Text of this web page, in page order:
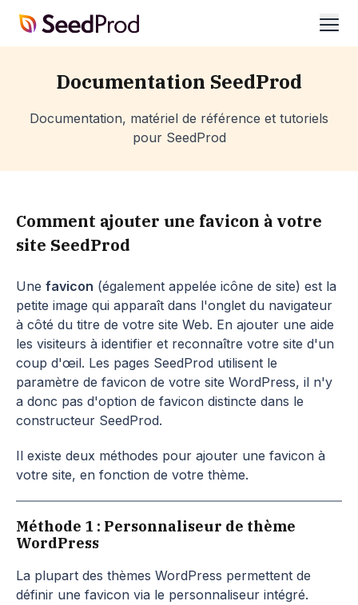
SeedProd
Documentation SeedProd
Documentation, matériel de référence et tutoriels
pour SeedProd
Comment ajouter une favicon à votre
site SeedProd
Une favicon (également appelée icône de site) est la
petite image qui apparaît dans l'onglet du navigateur
à côté du titre de votre site Web. En ajouter une aide
les visiteurs à identifier et reconnaître votre site d'un
coup d'œil. Les pages SeedProd utilisent le
paramètre de favicon de votre site WordPress, il n'y
a donc pas d'option de favicon distincte dans le
constructeur SeedProd.
Il existe deux méthodes pour ajouter une favicon à
votre site, en fonction de votre thème.
Méthode 1 : Personnaliseur de thème
WordPress
La plupart des thèmes WordPress permettent de
définir une favicon via le personnaliseur intégré.